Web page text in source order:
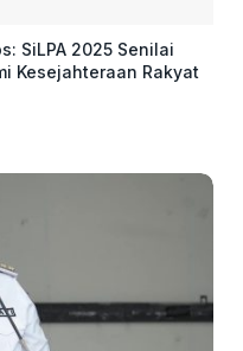
SiLPA 2025 Senilai
Kesejahteraan Rakyat